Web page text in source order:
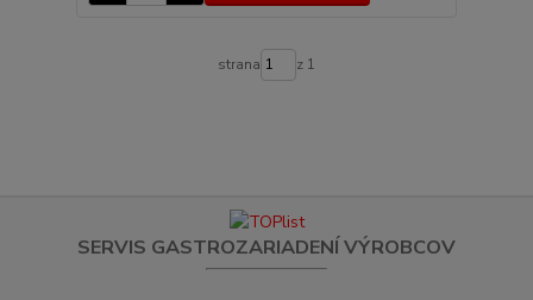
strana z 1
SERVIS GASTROZARIADENÍ VÝROBCOV